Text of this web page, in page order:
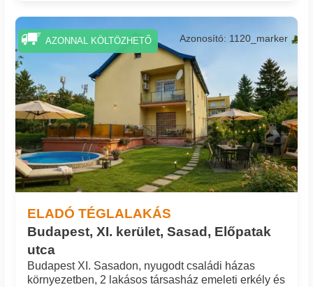
ELADÓ TÉGLALAKÁS
Budapest, XI. kerület, Sasad, Előpatak
utca
Azonosító: 1120_marker
Budapest XI. Sasadon, nyugodt családi házas
környezetben, 2 lakásos társasház emeleti erkély és
AZONNAL KÖLTÖZHETŐ